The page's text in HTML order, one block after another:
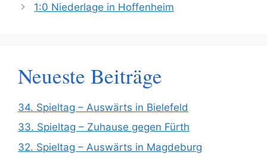
1:0 Niederlage in Hoffenheim
Neueste Beiträge
34. Spieltag – Auswärts in Bielefeld
33. Spieltag – Zuhause gegen Fürth
32. Spieltag – Auswärts in Magdeburg